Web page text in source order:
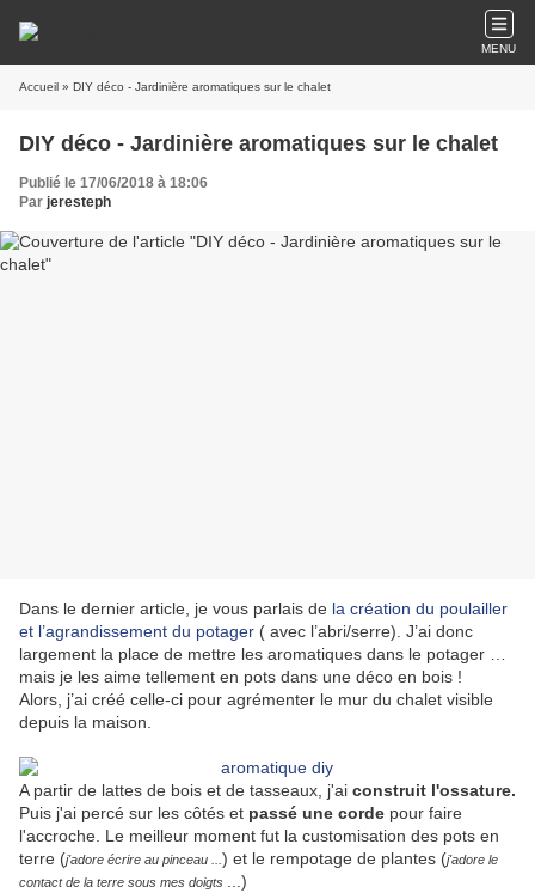
MENU
Accueil » DIY déco - Jardinière aromatiques sur le chalet
DIY déco - Jardinière aromatiques sur le chalet
Publié le 17/06/2018 à 18:06
Par jeresteph
Dans le dernier article, je vous parlais de la création du poulailler
et l’agrandissement du potager ( avec l’abri/serre). J’ai donc
largement la place de mettre les aromatiques dans le potager …
mais je les aime tellement en pots dans une déco en bois !
Alors, j’ai créé celle-ci pour agrémenter le mur du chalet visible
depuis la maison.
A partir de lattes de bois et de tasseaux, j'ai construit l'ossature.
Puis j'ai percé sur les côtés et passé une corde pour faire
l'accroche. Le meilleur moment fut la customisation des pots en
terre (j'adore écrire au pinceau ... ) et le rempotage de plantes (j'adore le
contact de la terre sous mes doigts
...)